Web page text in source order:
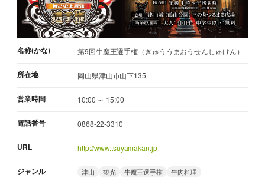
名称(かな) 第9回牛魔王選手権（ぎゅううまおうせんしゅけん）
所在地 岡山県津山市山下135
営業時間 10:00 ～ 15:00
電話番号 0868-22-3310
URL http://www.tsuyamakan.jp
ジャンル 津山 観光 牛魔王選手権 牛肉料理